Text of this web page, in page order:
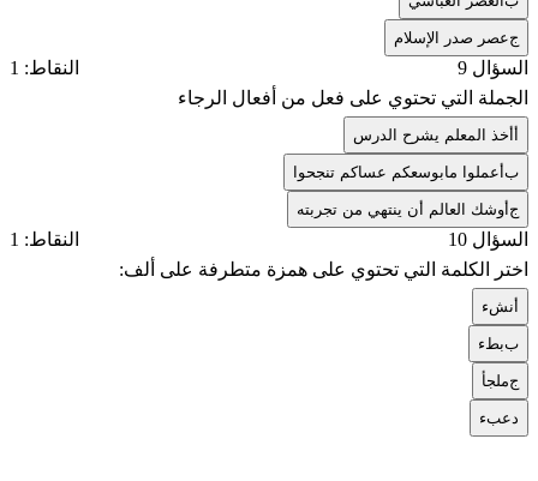
جعصر صدر الإسلام
السؤال 9
النقاط: 1
الجملة التي تحتوي على فعل من أفعال الرجاء
أخذ المعلم يشرح الدرس
بأعملوا مابوسعكم عساكم تنجحوا
جأوشك العالم أن ينتهي من تجربته
السؤال 10
النقاط: 1
اختر الكلمة التي تحتوي على همزة متطرفة على ألف:
نشء
ببطء
جملجأ
عبء